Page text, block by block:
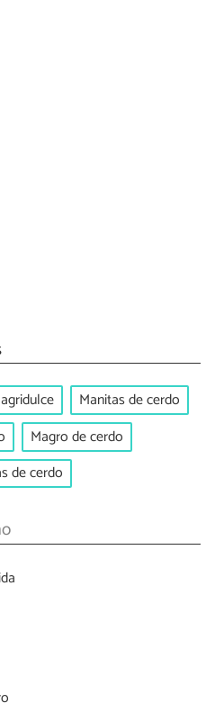
Manitas de cerdo
Magro de cerdo
de cerdo